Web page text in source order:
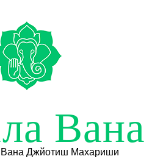
Вана
Джйотиш Махариши